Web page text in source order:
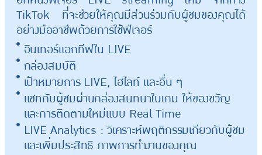
TikTok ที่จะช่วยให้คุณมีส่วนร่วมกับผู้ชมของคุณได้
อย่างมืออาชีพด้วยการใช้ฟีเจอร์
อินเทอร์แอกทีฟใน LIVE
กล่องสมบัติ
เป้าหมายการ LIVE, ไฮไลท์ และอื่น ๆ
แชทกับผู้ชมผ่านกล่องสนทนาในเกม ให้ของขวัญ
และการติดตามใหม่แบบ Real Time
LIVE Analytics : วิเคราะห์พฤติกรรมเกียวกัับผู้ชม
และเพิ่มประสิทธิ ภาพการทำงานของคุณ